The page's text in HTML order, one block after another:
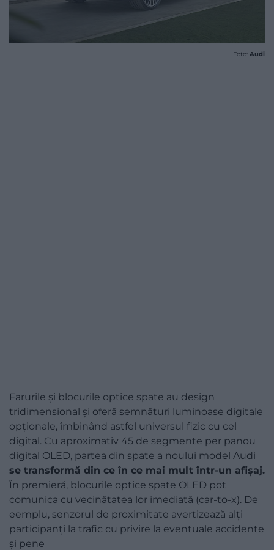
Foto: Audi
Farurile și blocurile optice spate au design
tridimensional și oferă semnături luminoase digitale
opționale, îmbinând astfel universul fizic cu cel
digital. Cu aproximativ 45 de segmente per panou
digital OLED, partea din spate a noului model Audi
se transformă din ce în ce mai mult într-un afișaj.
În premieră, blocurile optice spate OLED pot
comunica cu vecinătatea lor imediată (car-to-x). De
eemplu, senzorul de proximitate avertizează alți
participanți la trafic cu privire la eventuale accidente
și pene